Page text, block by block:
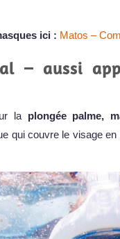
ici : Matos –
– aussi
laplongée palme,
qui couvre le visage